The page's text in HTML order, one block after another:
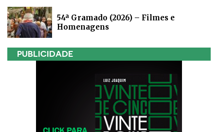
54ª Gramado (2026) – Filmes e
Homenagens
PUBLICIDADE